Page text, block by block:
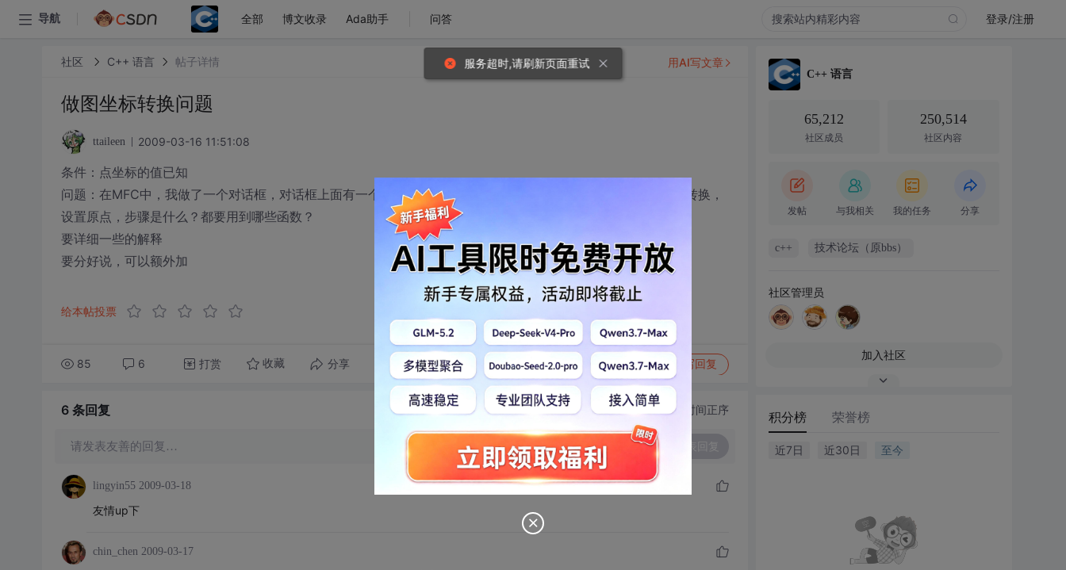
导航 全部 博文收录 Ada助手 问答 登录/注册
社区 C++ 语言 帖子详情
做图坐标转换问题
ttaileen 2009-03-16 11:51:08
条件：点坐标的值已知
问题：在MFC中，我做了一个对话框，对话框上面有一个组框，我想把这些点画到组框上面，请问这之间的坐标转换，
设置原点，步骤是什么？都要用到哪些函数？
要详细一些的解释
要分好说，可以额外加
给本帖投票
85 6 打赏 收藏 分享 转发到动态 举报 写回复
用AI写文章
6 条回复 切换为时间正序
请发表友善的回复…
lingyin55 2009-03-18
友情up下
chin_chen 2009-03-17
C++ 语言
65,212
社区成员
250,514
社区内容
发帖 与我相关 我的任务 分享
c++ 技术论坛（原bbs）
社区管理员
加入社区
积分榜 荣誉榜
近7日 近30日 至今
服务超时,请刷新页面重试